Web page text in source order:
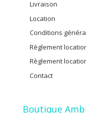
Livraison
Location
Conditions
Règlement
Règlement
Contact
Boutique